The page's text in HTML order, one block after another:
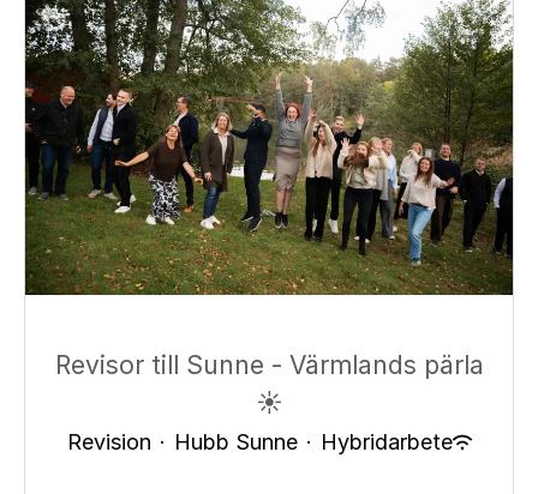
Revisor till Sunne - Värmlands pärla
☀️
Revision · Hubb Sunne · Hybridarbete